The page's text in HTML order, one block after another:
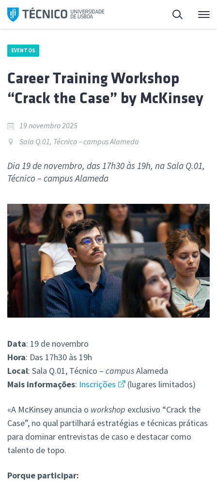
Saltar
para
Pesquisa
EVENTOS
Career Training Workshop
“Crack the Case” by McKinsey
19 novembro 2025
Sala Q.01, Técnico – campus Alameda
Dia 19 de novembro, das 17h30 às 19h, na Sala Q.01,
Técnico – campus Alameda
Data: 19 de novembro
Hora: Das 17h30 às 19h
Local: Sala Q.01, Técnico – campusAlameda
Mais informações: Inscrições (lugares limitados)
«A McKinsey anuncia o workshop exclusivo “Crack the
Case”, no qual partilhará estratégias e técnicas práticas
para dominar entrevistas de caso e destacar como
talento de topo.
Porque participar: